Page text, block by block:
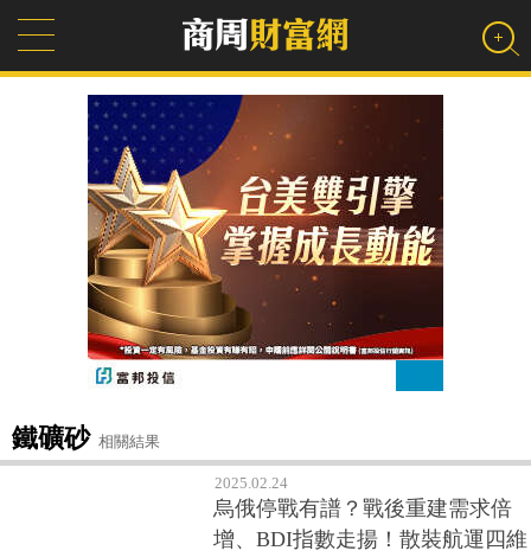
鐵礦砂 相關結果
2025.02.24
烏俄停戰有譜？戰後重建需求倍
增、BDI指數走揚！散裝航運四維